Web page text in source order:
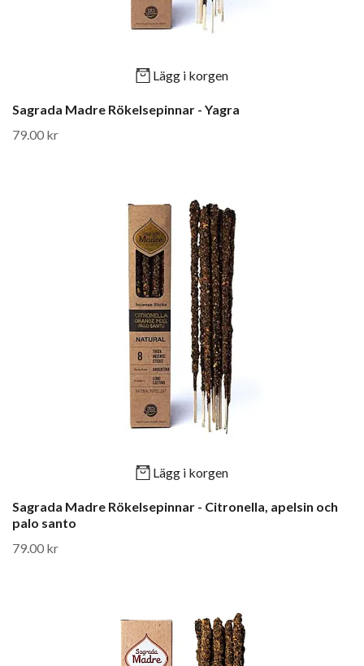
Lägg i korgen
Sagrada Madre Rökelsepinnar - Yagra
79.00 kr
Lägg i korgen
Sagrada Madre Rökelsepinnar - Citronella, apelsin och
palo santo
79.00 kr